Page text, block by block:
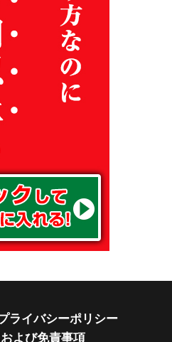
ライバシーポリシー
よび免責事項